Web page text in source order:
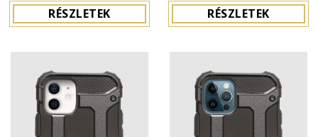
RÉSZLETEK RÉSZLETEK